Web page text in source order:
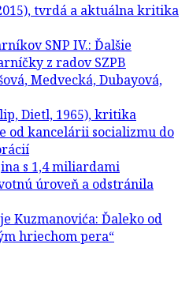
tvrdá a aktuálna kritika
SNP IV.: Ďalšie
z radov SZPB
Medvecká, Dubayová,
Dietl, 1965), kritika
od kancelárii socializmu do
s 1,4 miliardami
úroveň a odstránila
Kuzmanovića: Ďaleko od
hriechom pera“